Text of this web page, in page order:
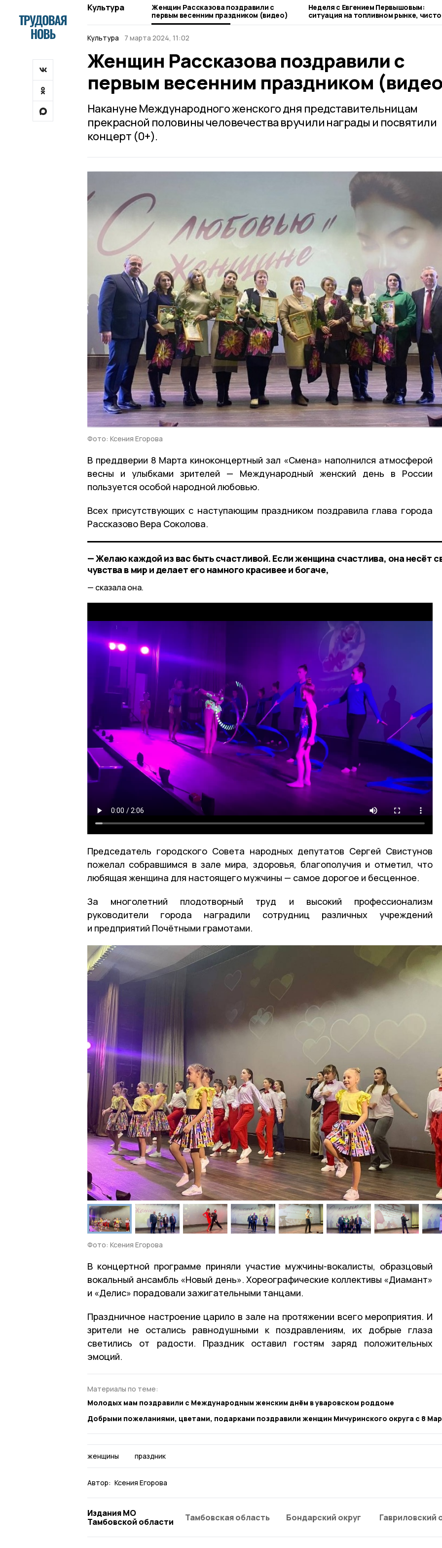
Культура
Женщин Рассказова поздравили с
первым весенним праздником (видео)
Неделя с Евгением Первышовым:
ситуация на топливном рынке,
городе и приоритеты образования
Культура
7 марта 2024, 11:02
Женщин Рассказова поздравили с
первым весенним праздником
Накануне Международного женского дня представительницам
прекрасной половины человечества вручили награды и посвятили
концерт (0+).
Фото: Ксения Егорова
В преддверии 8 Марта киноконцертный зал «Смена» наполнился атмосферой
весны и улыбками зрителей — Международный женский день в России
пользуется особой народной любовью.
Всех присутствующих с наступающим праздником поздравила глава города
Рассказово Вера Соколова.
— Желаю каждой из вас быть счастливой. Если женщина счастлива, она несёт
чувства в мир и делает его намного красивее и богаче,
сказала она.
Председатель городского Совета народных депутатов Сергей Свистунов
пожелал собравшимся в зале мира, здоровья, благополучия и отметил, что
любящая женщина для настоящего мужчины — самое дорогое и бесценное.
За многолетний плодотворный труд и высокий профессионализм
руководители города наградили сотрудниц различных учреждений
и предприятий Почётными грамотами.
Фото: Ксения Егорова
В концертной программе приняли участие мужчины-вокалисты, образцовый
вокальный ансамбль «Новый день». Хореографические коллективы «Диамант»
и «Делис» порадовали зажигательными танцами.
Праздничное настроение царило в зале на протяжении всего мероприятия. И
зрители не остались равнодушными к поздравлениям, их добрые глаза
светились от радости. Праздник оставил гостям заряд положительных
эмоций.
Материалы по теме:
Молодых мам поздравили с Международным женским днём в уваровском роддоме
Добрыми пожеланиями, цветами, подарками поздравили женщин Мичуринского округа с 8
женщины праздник
Автор: Ксения Егорова
Издания МО
Тамбовской области
Тамбовская область Бондарский округ Гавриловский